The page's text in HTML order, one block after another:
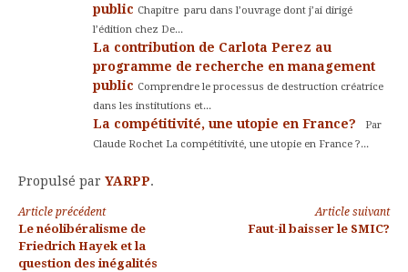
public Chapitre paru dans l’ouvrage dont j’ai dirigé
l’édition chez De...
La contribution de Carlota Perez au
programme de recherche en management
public Comprendre le processus de destruction créatrice
dans les institutions et...
La compétitivité, une utopie en France?
Par
Claude Rochet La compétitivité, une utopie en France ?...
Propulsé par YARPP.
Lire
la
Article précédent
Le néolibéralisme de
Friedrich Hayek et la
question des inégalités
Article suivant
Faut-il baisser le SMIC?